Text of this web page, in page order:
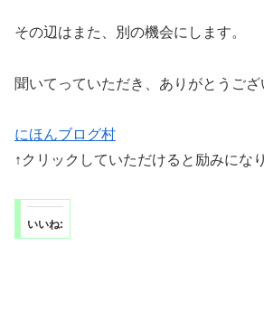
その辺はまた、別の機会にします。
聞いてっていただき、ありがとうござ
にほんブログ村
↑クリックしていただけると励みにな
いいね: